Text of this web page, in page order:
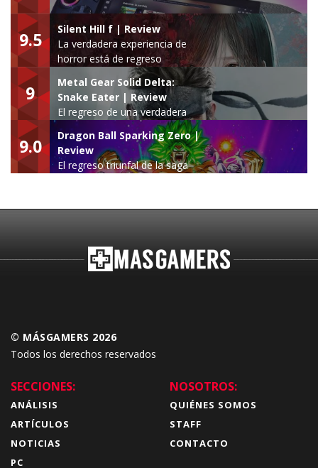
9.5
Silent Hill f | Review
La verdadera experiencia de
horror está de regreso
9
Metal Gear Solid Delta:
Snake Eater | Review
El regreso de una verdadera
leyenda
9.0
Dragon Ball Sparking Zero |
Review
El regreso triunfal de la saga
© MÁSGAMERS 2026
Todos los derechos reservados
SECCIONES:
ANÁLISIS
ARTÍCULOS
NOTICIAS
PC
NOSOTROS:
QUIÉNES SOMOS
STAFF
CONTACTO